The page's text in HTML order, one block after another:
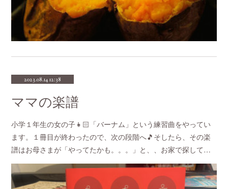
2023.08.14 12:38
ママの楽譜
小学１年生の女の子👧🏻「バーナム」という練習曲をやってい
ます。１冊目が終わったので、次の段階へ🎵そしたら、その楽
譜はお母さまが「やってたかも。。。」と、、お家で探して…